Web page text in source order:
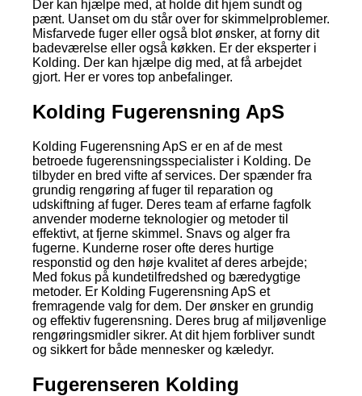
Der kan hjælpe med, at holde dit hjem sundt og
pænt. Uanset om du står over for skimmelproblemer.
Misfarvede fuger eller også blot ønsker, at forny dit
badeværelse eller også køkken. Er der eksperter i
Kolding. Der kan hjælpe dig med, at få arbejdet
gjort. Her er vores top anbefalinger.
Kolding Fugerensning ApS
Kolding Fugerensning ApS er en af de mest
betroede fugerensningsspecialister i Kolding. De
tilbyder en bred vifte af services. Der spænder fra
grundig rengøring af fuger til reparation og
udskiftning af fuger. Deres team af erfarne fagfolk
anvender moderne teknologier og metoder til
effektivt, at fjerne skimmel. Snavs og alger fra
fugerne. Kunderne roser ofte deres hurtige
responstid og den høje kvalitet af deres arbejde;
Med fokus på kundetilfredshed og bæredygtige
metoder. Er Kolding Fugerensning ApS et
fremragende valg for dem. Der ønsker en grundig
og effektiv fugerensning. Deres brug af miljøvenlige
rengøringsmidler sikrer. At dit hjem forbliver sundt
og sikkert for både mennesker og kæledyr.
Fugerenseren Kolding